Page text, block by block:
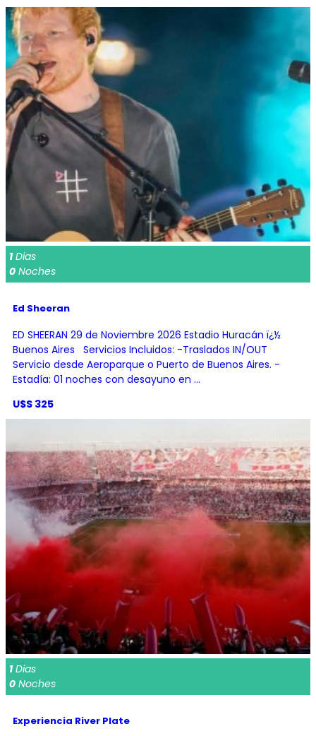
1Dias
0 Noches
Ed Sheeran
ED SHEERAN 29 de Noviembre 2026 Estadio Huracán ï¿½
Buenos Aires Servicios Incluidos: -Traslados IN/OUT
Servicio desde Aeroparque o Puerto de Buenos Aires. -
Estadía: 01 noches con desayuno en ...
U$S 325
1Dias
0 Noches
Experiencia River Plate